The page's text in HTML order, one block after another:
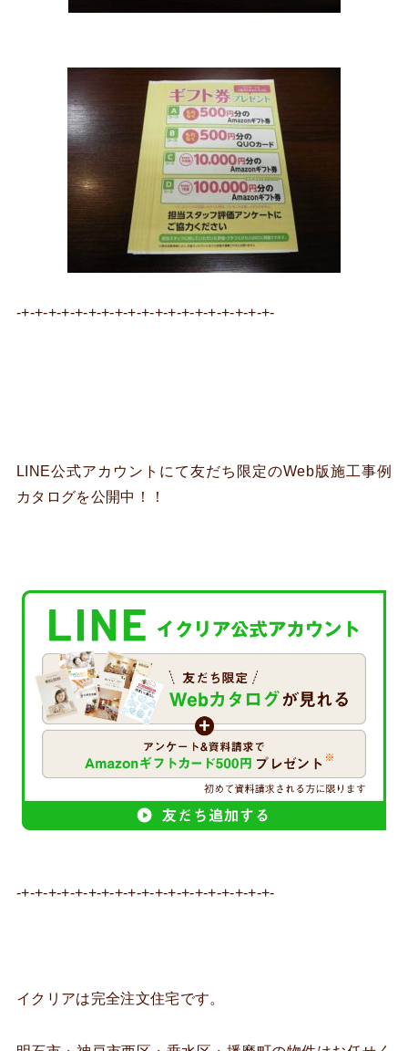
-+-+-+-+-+-+-+-+-+-+-+-+-+-+-+-+-+-+-+-
LINE公式アカウントにて友だち限定のWeb版施工事例
カタログを公開中！！
-+-+-+-+-+-+-+-+-+-+-+-+-+-+-+-+-+-+-+-
イクリアは完全注文住宅です。